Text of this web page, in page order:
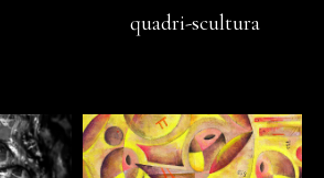
quadri-scultura